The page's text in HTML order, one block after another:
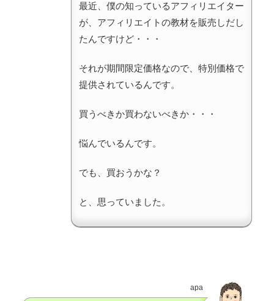
最近、僕の知っているアフィリエイター
が、アフィリエイトの教材を販売しだし
たんですけど・・・
それが期間限定価格なので、特別価格で
提供されているんです。
買うべきか買わないべきか・・・
悩んでいるんです。
でも、買おうかな？
と、思っていました。
apa